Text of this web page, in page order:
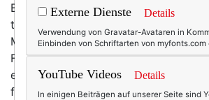
Beauty- und Modeblogger sind 18 bis
tragen Size Zero und dokumentieren
Myriaden von mehr oder weniger
Fotosessions. Stimmt - fast. Denn
eine der wenigen Ausnahmen zur
fantastische Beautyblog "FabForties",
Externe Dienste Details
Verwendung von Gravatar-Avataren in
Einbinden von Schriftarten von myfonts.com
YouTube Videos Details
In einigen Beiträgen auf unserer Seite sind